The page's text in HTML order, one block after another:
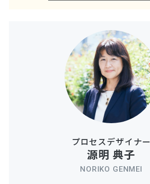
プロセスデザイナー
源明 典子
NORIKO GENMEI